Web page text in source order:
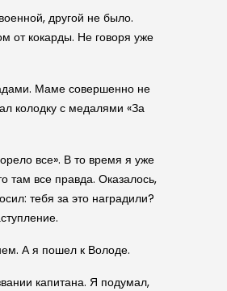
другой не было.
от кокарды. Не говоря уже
Маме совершенно не
колодку с медалями «За
все». В то время я уже
там все правда. Оказалось,
тебя за это наградили?
А я пошел к Володе.
капитана. Я подумал,